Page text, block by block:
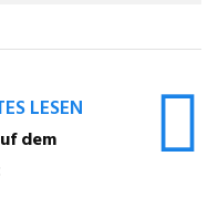
LESEN
dem